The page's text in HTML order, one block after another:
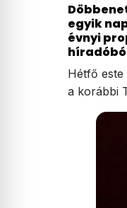
egyik
évnyi
Hétfő
a korábbi